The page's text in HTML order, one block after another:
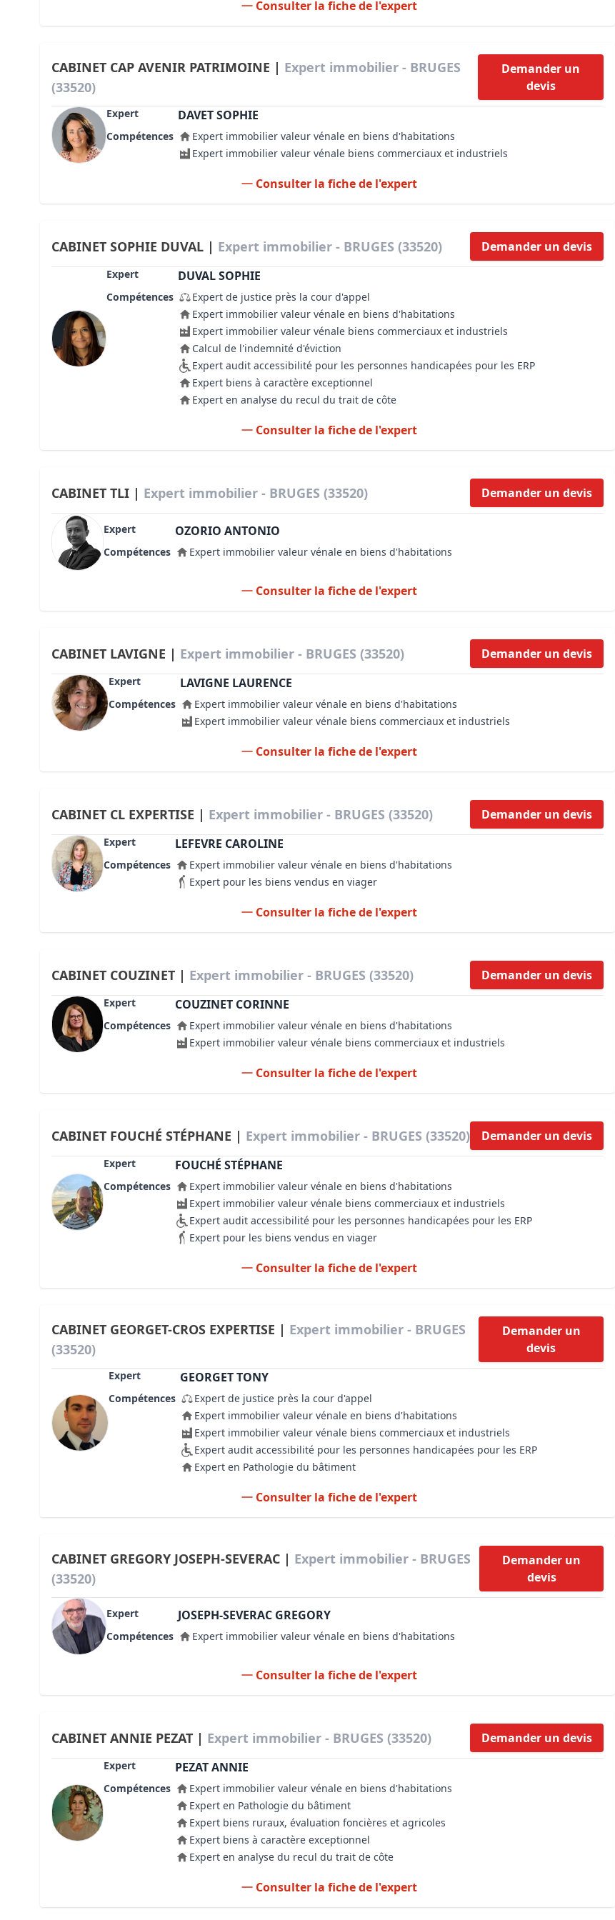
Consulter la fiche de l'expert
CABINET CAP AVENIR PATRIMOINE | Expert immobilier - BRUGES
(33520)
Demander un
devis
Expert DAVET SOPHIE
Compétences
Expert immobilier valeur vénale en biens d'habitations
Expert immobilier valeur vénale biens commerciaux et industriels
Consulter la fiche de l'expert
CABINET SOPHIE DUVAL | Expert immobilier - BRUGES (33520) Demander un devis
Expert DUVAL SOPHIE
Compétences
Expert de justice près la cour d'appel
Expert immobilier valeur vénale en biens d'habitations
Expert immobilier valeur vénale biens commerciaux et industriels
Calcul de l'indemnité d'éviction
Expert audit accessibilité pour les personnes handicapées pour les ERP
Expert biens à caractère exceptionnel
Expert en analyse du recul du trait de côte
Consulter la fiche de l'expert
CABINET TLI | Expert immobilier - BRUGES (33520) Demander un devis
Expert OZORIO ANTONIO
Compétences Expert immobilier valeur vénale en biens d'habitations
Consulter la fiche de l'expert
CABINET LAVIGNE | Expert immobilier - BRUGES (33520) Demander un devis
Expert LAVIGNE LAURENCE
Compétences
Expert immobilier valeur vénale en biens d'habitations
Expert immobilier valeur vénale biens commerciaux et industriels
Consulter la fiche de l'expert
CABINET CL EXPERTISE | Expert immobilier - BRUGES (33520) Demander un devis
Expert LEFEVRE CAROLINE
Compétences
Expert immobilier valeur vénale en biens d'habitations
Expert pour les biens vendus en viager
Consulter la fiche de l'expert
CABINET COUZINET | Expert immobilier - BRUGES (33520) Demander un devis
Expert COUZINET CORINNE
Compétences
Expert immobilier valeur vénale en biens d'habitations
Expert immobilier valeur vénale biens commerciaux et industriels
Consulter la fiche de l'expert
CABINET FOUCHÉ STÉPHANE | Expert immobilier - BRUGES (33520) Demander un devis
Expert FOUCHÉ STÉPHANE
Compétences
Expert immobilier valeur vénale en biens d'habitations
Expert immobilier valeur vénale biens commerciaux et industriels
Expert audit accessibilité pour les personnes handicapées pour les ERP
Expert pour les biens vendus en viager
Consulter la fiche de l'expert
CABINET GEORGET-CROS EXPERTISE | Expert immobilier - BRUGES
(33520)
Demander un
devis
Expert GEORGET TONY
Compétences
Expert de justice près la cour d'appel
Expert immobilier valeur vénale en biens d'habitations
Expert immobilier valeur vénale biens commerciaux et industriels
Expert audit accessibilité pour les personnes handicapées pour les ERP
Expert en Pathologie du bâtiment
Consulter la fiche de l'expert
CABINET GREGORY JOSEPH-SEVERAC | Expert immobilier - BRUGES
(33520)
Demander un
devis
Expert JOSEPH-SEVERAC GREGORY
Compétences Expert immobilier valeur vénale en biens d'habitations
Consulter la fiche de l'expert
CABINET ANNIE PEZAT | Expert immobilier - BRUGES (33520) Demander un devis
Expert PEZAT ANNIE
Compétences
Expert immobilier valeur vénale en biens d'habitations
Expert en Pathologie du bâtiment
Expert biens ruraux, évaluation foncières et agricoles
Expert biens à caractère exceptionnel
Expert en analyse du recul du trait de côte
Consulter la fiche de l'expert